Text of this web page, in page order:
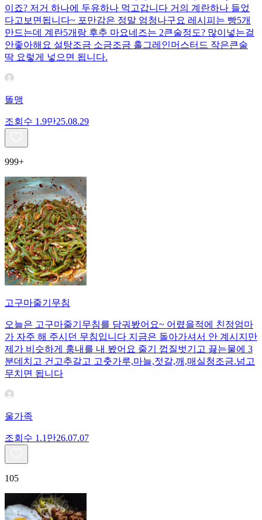
이죠? 저거 하나에 두유하나 먹고갑니다 거의 계란하나 들었
다고보면됩니다~ 포만감은 정말 엄청나구요 레시피는 빵5개
만드는데 계란5개랑 후추 마요네즈는 2큰술정도? 많이넣는걸
안좋아해요 설탕조금 소금조금 홀그레인머스터드 작은큰술
딱 요렇게 넣으면 됩니다.
똘맹
조회수 1.9만25.08.29
999+
고구마줄기무침
오늘은 고구마줄기무침를 담궈봤어요~ 어렸을적에 친정엄마
가 자주 해 주시던 무침입니다 지금은 돌아가셔서 안 계시지만
제가 비슷하게 훙내를 내 봤어요 줄기 껍질벗기고 끓는물에 3
분데치고 건고추갈고 고춧가루,마늘,젓갈,깨,매실청조금.넘고
무치면 됩니다
울가족
조회수 1.1만26.07.07
105